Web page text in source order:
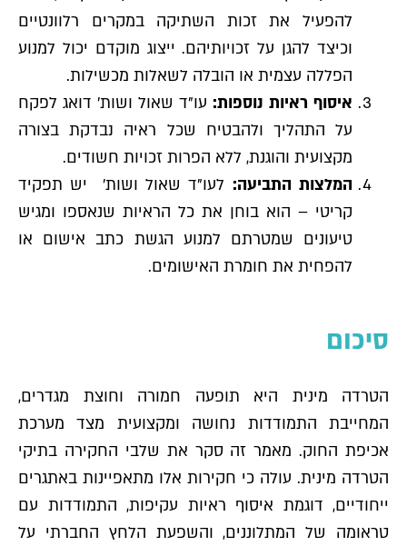
להפעיל את זכות השתיקה במקרים רלוונטיים
וכיצד להגן על זכויותיהם. ייצוג מוקדם יכול למנוע
הפללה עצמית או הובלה לשאלות מכשילות.
איסוף ראיות נוספות: עו"ד שאול ושות' דואג לפקח
על התהליך ולהבטיח שכל ראיה נבדקת בצורה
מקצועית והוגנת, ללא הפרות זכויות חשודים.
המלצות התביעה: לעו"ד שאול ושות' יש תפקיד
קריטי – הוא בוחן את כל הראיות שנאספו ומגיש
טיעונים שמטרתם למנוע הגשת כתב אישום או
להפחית את חומרת האישומים.
סיכום
הטרדה מינית היא תופעה חמורה וחוצת מגדרים,
המחייבת התמודדות נחושה ומקצועית מצד מערכת
אכיפת החוק. מאמר זה סקר את שלבי החקירה בתיקי
הטרדה מינית. עולה כי חקירות אלו מתאפיינות באתגרים
ייחודיים, דוגמת איסוף ראיות עקיפות, התמודדות עם
טראומה של המתלוננים, והשפעת הלחץ החברתי על